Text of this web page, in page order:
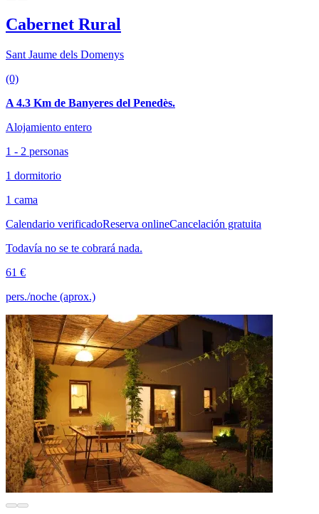
Cabernet Rural
Sant Jaume dels Domenys
(0)
A 4.3 Km de Banyeres del Penedès.
Alojamiento entero
1 - 2 personas
1 dormitorio
1 cama
Calendario verificadoReserva onlineCancelación gratuita
Todavía no se te cobrará nada.
61 €
pers./noche (aprox.)